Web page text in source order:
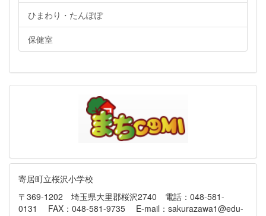
ひまわり・たんぽぽ
保健室
寄居町立桜沢小学校
〒369-1202 埼玉県大里郡桜沢2740 電話：048-581-
0131 FAX：048-581-9735 E-mail：sakurazawa1@edu-